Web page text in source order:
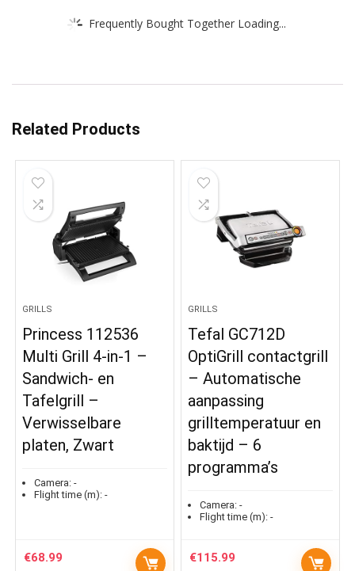
Frequently Bought Together Loading...
Related Products
GRILLS
Princess 112536
Multi Grill 4-in-1 –
Sandwich- en
Tafelgrill –
Verwisselbare
platen, Zwart
Camera: -
Flight time (m): -
€68.99
GRILLS
Tefal GC712D
OptiGrill contactgrill
– Automatische
aanpassing
grilltemperatuur en
baktijd – 6
programma’s
Camera: -
Flight time (m): -
€115.99